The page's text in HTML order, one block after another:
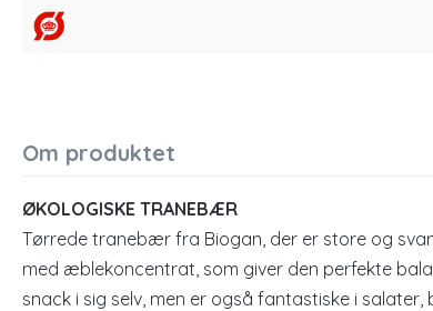
Om produktet
ØKOLOGISKE TRANEBÆR
Tørrede tranebær fra Biogan, der er store og
med æblekoncentrat, som giver den perfekte
snack i sig selv, men er også fantastiske i